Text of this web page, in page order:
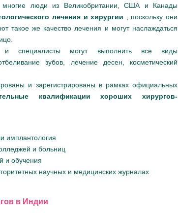
многие люди из Великобритании, США и Канады
лечения и хирургии
, поскольку они
такое же качество лечения и могут наслаждаться
и специалисты могут выполнить все виды
зубов, лечение десен, косметический
и зарегистрированы в рамках официальных
квалификации хороших хирургов-
имплантология
и больниц
и обучения
научных и медицинских журналах
в Индии